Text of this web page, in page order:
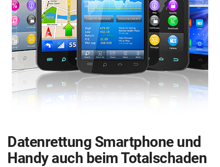
Datenrettung Smartphone und
Handy auch beim Totalschaden